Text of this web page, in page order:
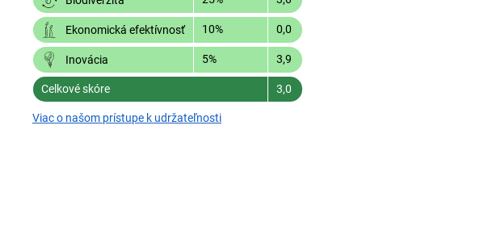
Ekonomická efektívnosť 10% 0,0
Inovácia 5% 3,9
Celkové skóre 3,0
Viac o našom prístupe k udržateľnosti